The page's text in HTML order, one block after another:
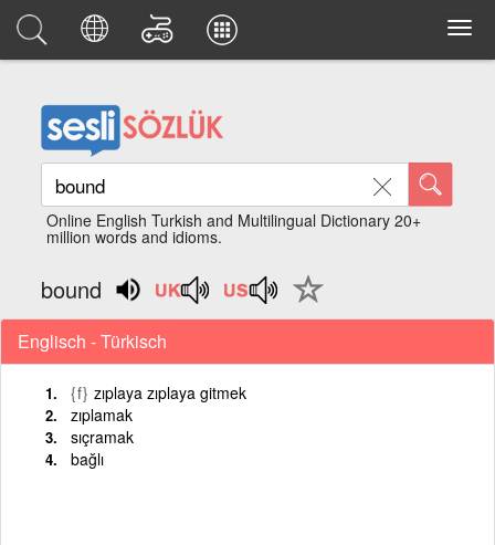
Online English Turkish and Multilingual Dictionary 20+
million words and idioms.
bound
Englisch - Türkisch
{f} zıplaya zıplaya gitmek
zıplamak
sıçramak
bağlı